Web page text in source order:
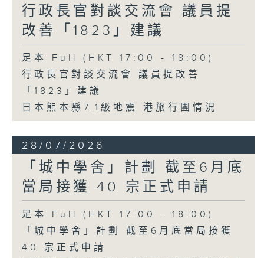
行政長官對談交流會 議員提
改善「1823」建議
足本 Full (HKT 17:00 - 18:00)
行政長官對談交流會 議員提改善
「1823」建議
日本熊本縣7.1級地震 港旅行團情況
28/07/2026
「城中學舍」計劃 截至6月底
當局接獲 40 宗正式申請
足本 Full (HKT 17:00 - 18:00)
「城中學舍」計劃 截至6月底當局接獲
40 宗正式申請